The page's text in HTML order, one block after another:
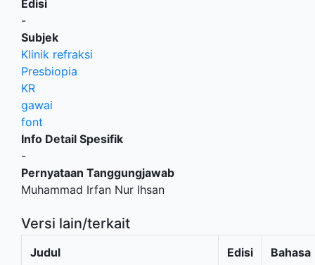
Edisi
-
Subjek
Klinik refraksi
Presbiopia
KR
gawai
font
Info Detail Spesifik
-
Pernyataan Tanggungjawab
Muhammad Irfan Nur Ihsan
Versi lain/terkait
Judul Edisi Bahasa